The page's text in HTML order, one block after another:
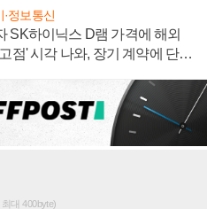
·정보통신
SK하이닉스 D램 가격에 해외
점' 시각 나와, 장기 계약에 단점
대 400byte)